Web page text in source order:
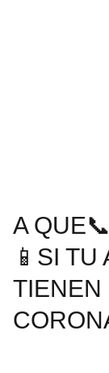
A
📱SI
TIENEN